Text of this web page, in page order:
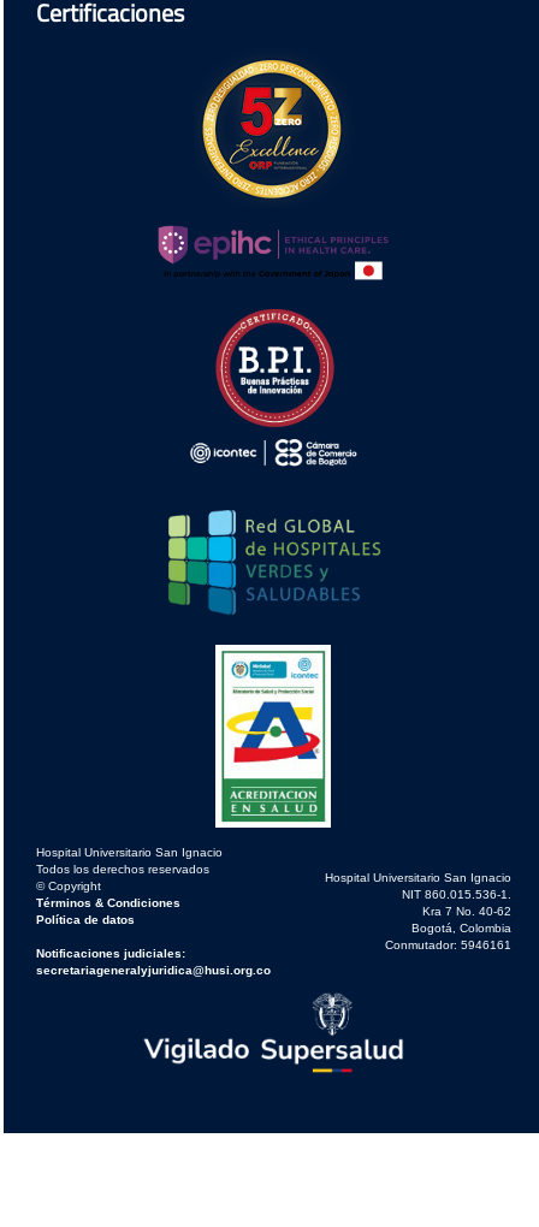
Certificaciones
Hospital Universitario San Ignacio
Todos los derechos reservados
© Copyright
Términos & Condiciones
Política de datos
Notificaciones judiciales:
secretariageneralyjuridica@husi.org.co
Hospital Universitario San Ignacio
NIT 860.015.536-1.
Kra 7 No. 40-62
Bogotá, Colombia
Conmutador: 5946161